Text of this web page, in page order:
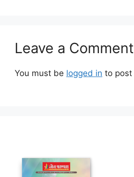
Leave a Comment
You must be logged in to post